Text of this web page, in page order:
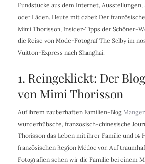
Fundstücke aus dem Internet, Ausstellungen,
oder Läden. Heute mit dabei: Der
Mimi Thorisson, Insider-Tipps der Schöner-
die Reise von Mode-Fotograf The Selby im
Vuitton-Express nach Shanghai.
1. Reingeklickt: Der
von Mimi Thorisson
Auf ihrem zauberhaften Familien-Blog Manger
wunderhübsche, französisch-chinesische
Thorisson das Leben mit ihrer Familie und 14
französischen Region Médoc vor. Auf
Fotografien sehen wir die Familie bei einem